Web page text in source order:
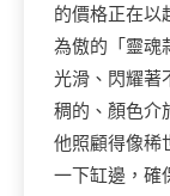
的價格正在以
為傲的「靈魂
光滑、閃耀著
稠的、顏色介
他照顧得像稀
一下缸邊，確